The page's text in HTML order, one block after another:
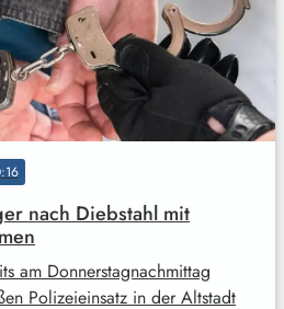
nach Diebstahl mit
am Donnerstagnachmittag
Polizeieinsatz in der Altstadt